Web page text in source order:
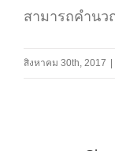
สามารถคำนว
สิงหาคม 30th, 2017